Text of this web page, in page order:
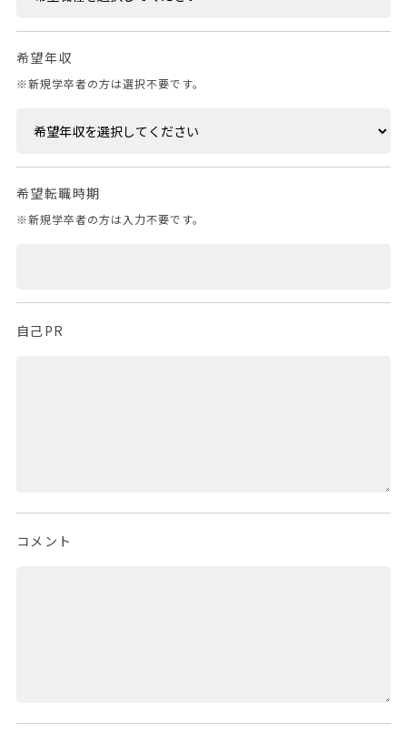
希望年収
※新規学卒者の方は選択不要です。
希望転職時期
※新規学卒者の方は入力不要です。
自己PR
コメント